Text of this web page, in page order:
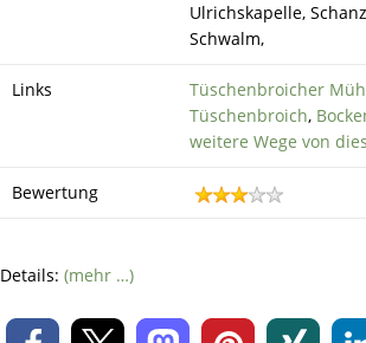
Ulrichskapelle,
Schwalm,
Links Tüschenbroicher
Tüschenbroich,
weitere Wege von
Bewertung
Details:(mehr …)